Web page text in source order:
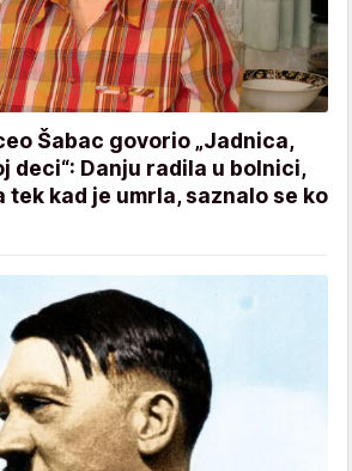
Šabac govorio „Jadnica,
deci“: Danju radila u bolnici,
tek kad je umrla, saznalo se ko